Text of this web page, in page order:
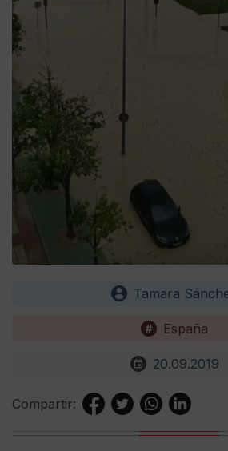
Tamara
España
20.09.2019
Compartir: